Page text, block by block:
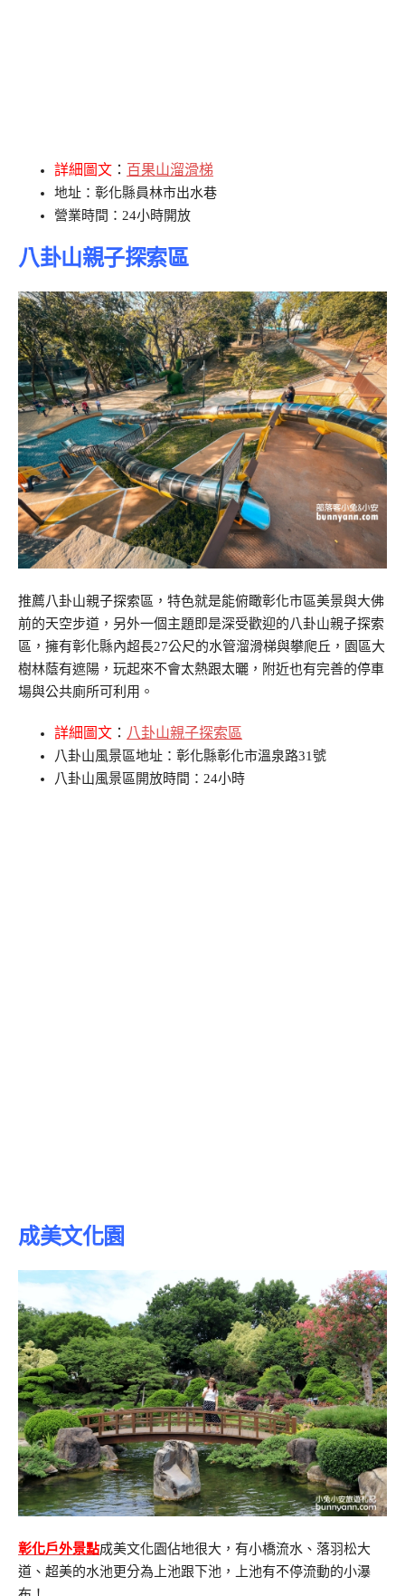
詳細圖文 ： 百果山溜滑梯
地址：彰化縣員林市出水巷
營業時間：24小時開放
八卦山親子探索區
推薦八卦山親子探索區，特色就是能俯瞰彰化市區美景與大佛
前的天空步道，另外一個主題即是深受歡迎的八卦山親子探索
區，擁有彰化縣內超長27公尺的水管溜滑梯與攀爬丘，園區大
樹林蔭有遮陽，玩起來不會太熱跟太曬，附近也有完善的停車
場與公共廁所可利用。
詳細圖文 ： 八卦山親子探索區
八卦山風景區地址：彰化縣彰化市溫泉路31號
八卦山風景區開放時間：24小時
成美文化園
彰化戶外景點成美文化園佔地很大，有小橋流水、落羽松大
道、超美的水池更分為上池跟下池，上池有不停流動的小瀑